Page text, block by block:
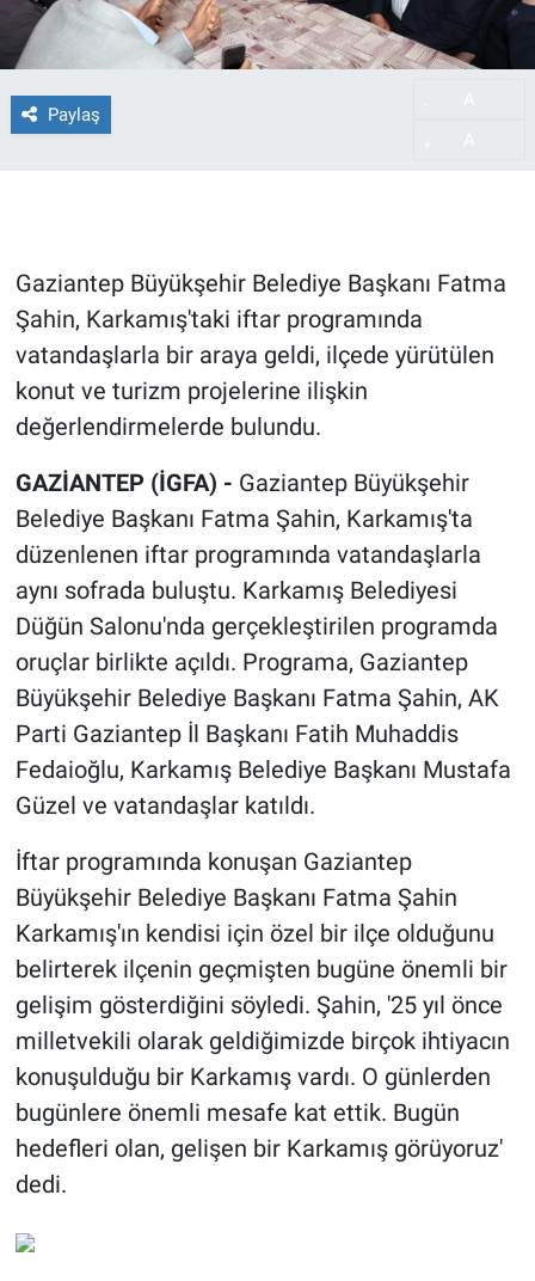
Paylaş
Gaziantep Büyükşehir Belediye Başkanı Fatma
Şahin, Karkamış'taki iftar programında
vatandaşlarla bir araya geldi, ilçede yürütülen
konut ve turizm projelerine ilişkin
değerlendirmelerde bulundu.
GAZİANTEP (İGFA) - Gaziantep Büyükşehir
Belediye Başkanı Fatma Şahin, Karkamış'ta
düzenlenen iftar programında vatandaşlarla
aynı sofrada buluştu. Karkamış Belediyesi
Düğün Salonu'nda gerçekleştirilen programda
oruçlar birlikte açıldı. Programa, Gaziantep
Büyükşehir Belediye Başkanı Fatma Şahin, AK
Parti Gaziantep İl Başkanı Fatih Muhaddis
Fedaioğlu, Karkamış Belediye Başkanı Mustafa
Güzel ve vatandaşlar katıldı.
İftar programında konuşan Gaziantep
Büyükşehir Belediye Başkanı Fatma Şahin
Karkamış'ın kendisi için özel bir ilçe olduğunu
belirterek ilçenin geçmişten bugüne önemli bir
gelişim gösterdiğini söyledi. Şahin, '25 yıl önce
milletvekili olarak geldiğimizde birçok ihtiyacın
konuşulduğu bir Karkamış vardı. O günlerden
bugünlere önemli mesafe kat ettik. Bugün
hedefleri olan, gelişen bir Karkamış görüyoruz'
dedi.